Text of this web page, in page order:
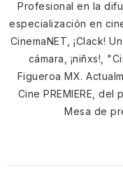
Profesional en la
especialización en
CinemaNET, ¡Clack!
cámara, ¡niñxs!,
Figueroa MX.
Cine PREMIERE,
Mesa de